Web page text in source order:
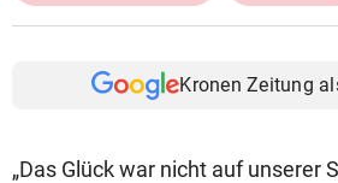
Kronen Zeitung
„Das Glück war nicht auf unserer